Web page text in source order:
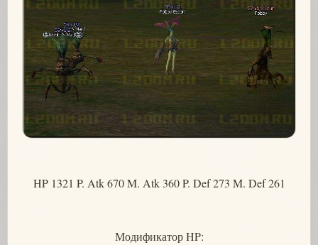
HP 1321 P. Atk 670 M. Atk 360 P. Def 273 M. Def 261
Модификатор HP: